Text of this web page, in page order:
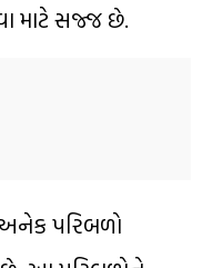
માટે સજ્જ છે.
અનેક પરિબળો